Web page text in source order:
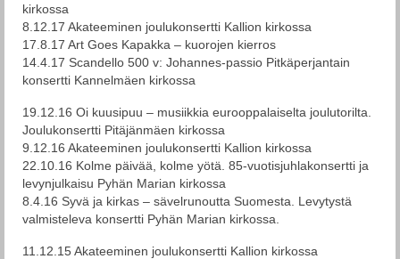
kirkossa
8.12.17 Akateeminen joulukonsertti Kallion kirkossa
17.8.17 Art Goes Kapakka – kuorojen kierros
14.4.17 Scandello 500 v: Johannes-passio Pitkäperjantain
konsertti Kannelmäen kirkossa
19.12.16 Oi kuusipuu – musiikkia eurooppalaiselta joulutorilta.
Joulukonsertti Pitäjänmäen kirkossa
9.12.16 Akateeminen joulukonsertti Kallion kirkossa
22.10.16 Kolme päivää, kolme yötä. 85-vuotisjuhlakonsertti ja
levynjulkaisu Pyhän Marian kirkossa
8.4.16 Syvä ja kirkas – sävelrunoutta Suomesta. Levytystä
valmisteleva konsertti Pyhän Marian kirkossa.
11.12.15 Akateeminen joulukonsertti Kallion kirkossa